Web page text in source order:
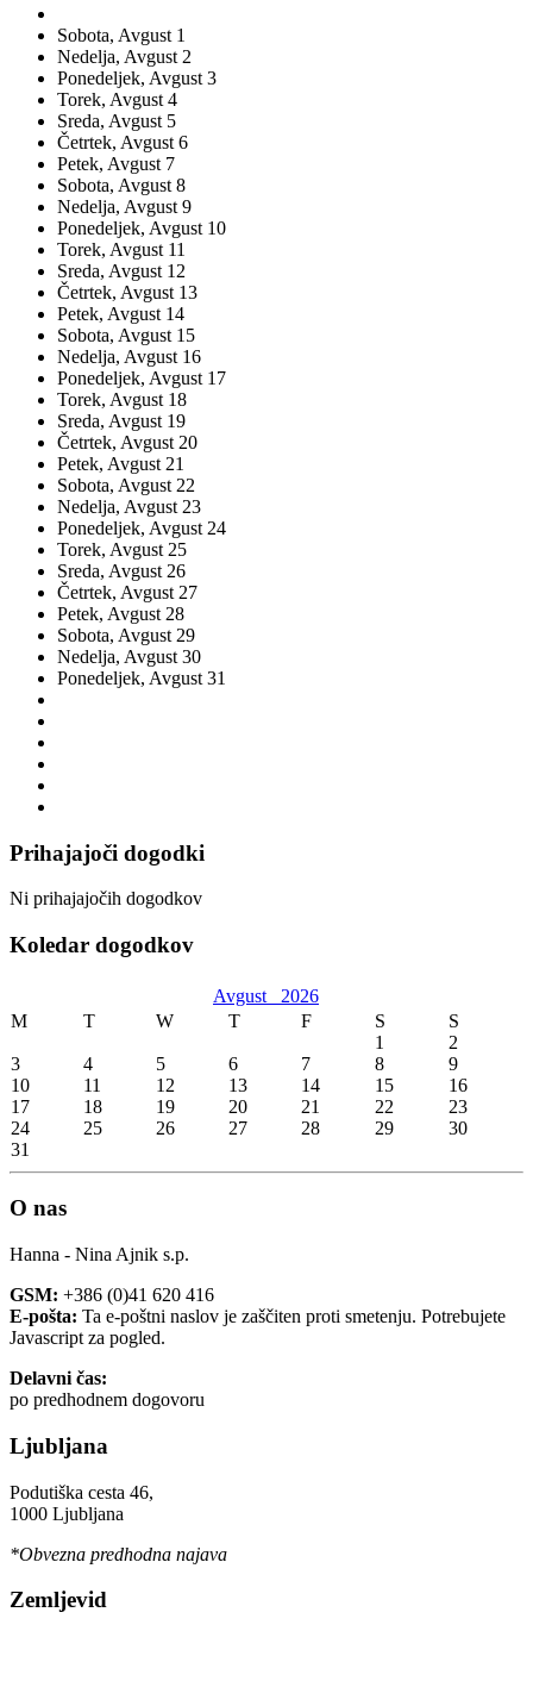
Sobota, Avgust 1
Nedelja, Avgust 2
Ponedeljek, Avgust 3
Torek, Avgust 4
Sreda, Avgust 5
Četrtek, Avgust 6
Petek, Avgust 7
Sobota, Avgust 8
Nedelja, Avgust 9
Ponedeljek, Avgust 10
Torek, Avgust 11
Sreda, Avgust 12
Četrtek, Avgust 13
Petek, Avgust 14
Sobota, Avgust 15
Nedelja, Avgust 16
Ponedeljek, Avgust 17
Torek, Avgust 18
Sreda, Avgust 19
Četrtek, Avgust 20
Petek, Avgust 21
Sobota, Avgust 22
Nedelja, Avgust 23
Ponedeljek, Avgust 24
Torek, Avgust 25
Sreda, Avgust 26
Četrtek, Avgust 27
Petek, Avgust 28
Sobota, Avgust 29
Nedelja, Avgust 30
Ponedeljek, Avgust 31
Prihajajoči dogodki
Ni prihajajočih dogodkov
Koledar dogodkov
Avgust 2026
M
T W T F S
S
1
2
3
4 5 6 7 8
9
10
11 12 13 14 15
16
17
18 19 20 21 22
23
24
25 26 27 28 29
30
31
O nas
Hanna - Nina Ajnik s.p.
GSM: +386 (0)41 620 416
E-pošta: Ta e-poštni naslov je zaščiten proti smetenju. Potrebujete
Javascript za pogled.
Delavni čas:
po predhodnem dogovoru
Ljubljana
Podutiška cesta 46,
1000 Ljubljana
*Obvezna predhodna najava
Zemljevid